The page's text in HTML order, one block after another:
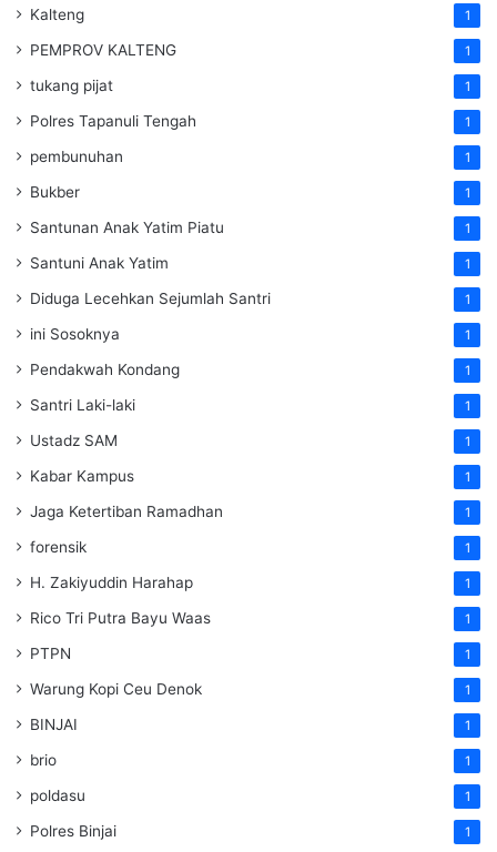
Kalteng 1
PEMPROV KALTENG 1
tukang pijat 1
Polres Tapanuli Tengah 1
pembunuhan 1
Bukber 1
Santunan Anak Yatim Piatu 1
Santuni Anak Yatim 1
Diduga Lecehkan Sejumlah Santri 1
ini Sosoknya 1
Pendakwah Kondang 1
Santri Laki-laki 1
Ustadz SAM 1
Kabar Kampus 1
Jaga Ketertiban Ramadhan 1
forensik 1
H. Zakiyuddin Harahap 1
Rico Tri Putra Bayu Waas 1
PTPN 1
Warung Kopi Ceu Denok 1
BINJAI 1
brio 1
poldasu 1
Polres Binjai 1